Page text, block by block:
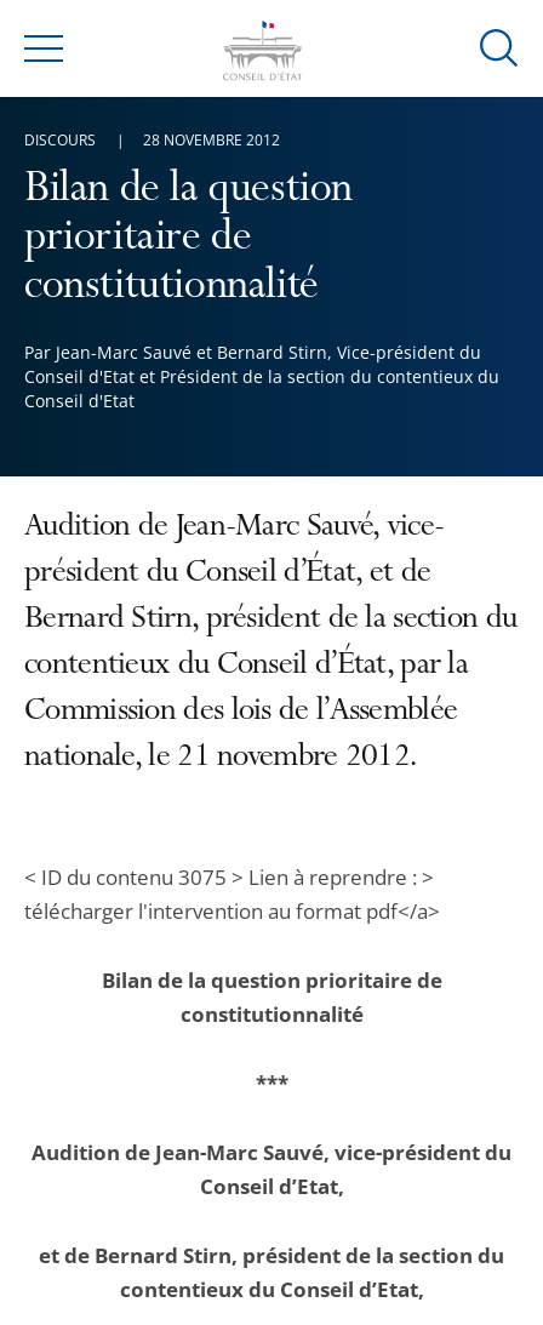
Menu
Ouvrir
Bilan de la question
prioritaire de
constitutionnalité
Par Jean-Marc Sauvé et Bernard Stirn, Vice-président du
Conseil d'Etat et Président de la section du contentieux du
Conseil d'Etat
DISCOURS 28 NOVEMBRE 2012
Audition de Jean-Marc Sauvé, vice-
président du Conseil d’État, et de
Bernard Stirn, président de la section du
contentieux du Conseil d’État, par la
Commission des lois de l’Assemblée
nationale, le 21 novembre 2012.
< ID du contenu 3075 > Lien à reprendre : >
télécharger l'intervention au format pdf</a>
Bilan de la question prioritaire de
constitutionnalité
***
Audition de Jean-Marc Sauvé, vice-président du
Conseil d’Etat,
et de Bernard Stirn, président de la section du
contentieux du Conseil d’Etat,